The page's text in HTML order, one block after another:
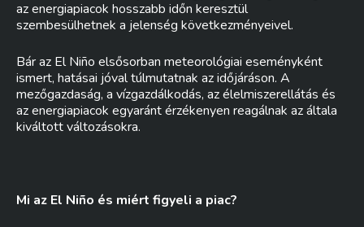
az energiapiacok hosszabb időn keresztül
szembesülhetnek a jelenség következményeivel.
Bár az El Niño elsősorban meteorológiai eseményként
ismert, hatásai jóval túlmutatnak az időjáráson. A
mezőgazdaság, a vízgazdálkodás, az élelmiszerellátás és
az energiapiacok egyaránt érzékenyen reagálnak az általa
kiváltott változásokra.
Mi az El Niño és miért figyeli a piac?